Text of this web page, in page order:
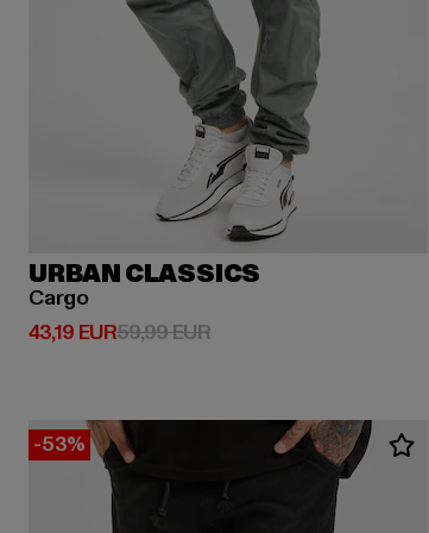
URBAN CLASSICS
Cargo
43,19 EUR
Ajankohtainen hinta: 43,19 EUR
59,99 EURKampanjahinta: 59,99 EUR
-53%